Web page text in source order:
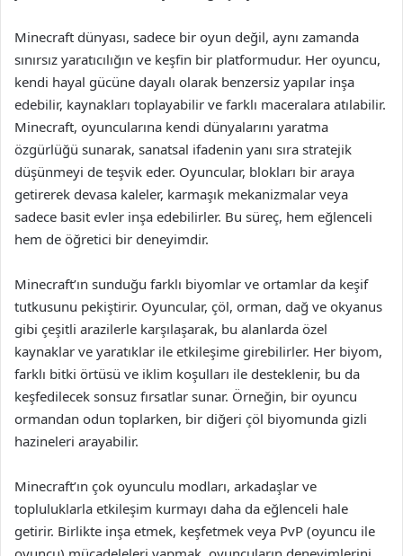
Minecraft dünyası, sadece bir oyun değil, aynı zamanda
sınırsız yaratıcılığın ve keşfin bir platformudur. Her oyuncu,
kendi hayal gücüne dayalı olarak benzersiz yapılar inşa
edebilir, kaynakları toplayabilir ve farklı maceralara atılabilir.
Minecraft, oyuncularına kendi dünyalarını yaratma
özgürlüğü sunarak, sanatsal ifadenin yanı sıra stratejik
düşünmeyi de teşvik eder. Oyuncular, blokları bir araya
getirerek devasa kaleler, karmaşık mekanizmalar veya
sadece basit evler inşa edebilirler. Bu süreç, hem eğlenceli
hem de öğretici bir deneyimdir.
Minecraft’ın sunduğu farklı biyomlar ve ortamlar da keşif
tutkusunu pekiştirir. Oyuncular, çöl, orman, dağ ve okyanus
gibi çeşitli arazilerle karşılaşarak, bu alanlarda özel
kaynaklar ve yaratıklar ile etkileşime girebilirler. Her biyom,
farklı bitki örtüsü ve iklim koşulları ile desteklenir, bu da
keşfedilecek sonsuz fırsatlar sunar. Örneğin, bir oyuncu
ormandan odun toplarken, bir diğeri çöl biyomunda gizli
hazineleri arayabilir.
Minecraft’ın çok oyunculu modları, arkadaşlar ve
topluluklarla etkileşim kurmayı daha da eğlenceli hale
getirir. Birlikte inşa etmek, keşfetmek veya PvP (oyuncu ile